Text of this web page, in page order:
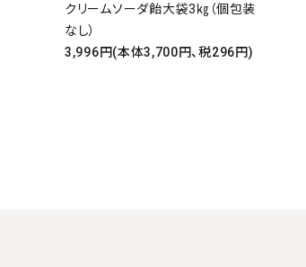
クリームソーダ飴大袋3㎏（個包装
なし）
3,996円(本体3,700円、税296円)